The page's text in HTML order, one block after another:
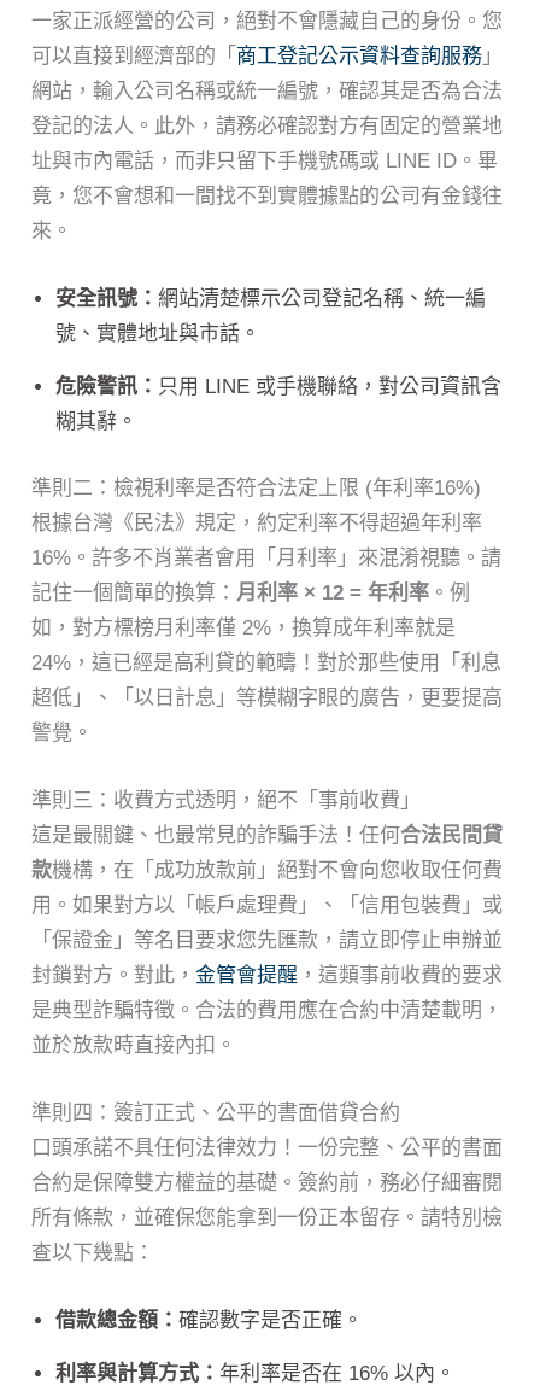
一家正派經營的公司，絕對不會隱藏自己的身份。您
可以直接到經濟部的「 商工登記公示資料查詢服務 」
網站，輸入公司名稱或統一編號，確認其是否為合法
登記的法人。此外，請務必確認對方有固定的營業地
址與市內電話，而非只留下手機號碼或 LINE ID。畢
竟，您不會想和一間找不到實體據點的公司有金錢往
來。
安全訊號：網站清楚標示公司登記名稱、統一編
號、實體地址與市話。
危險警訊： 只用 LINE 或手機聯絡，對公司資訊含
糊其辭。
準則二：檢視利率是否符合法定上限 (年利率16%)
根據台灣《民法》規定，約定利率不得超過年利率
16%。許多不肖業者會用「月利率」來混淆視聽。請
記住一個簡單的換算： 月利率 × 12 = 年利率 。例
如，對方標榜月利率僅 2%，換算成年利率就是
24%，這已經是高利貸的範疇！對於那些使用「利息
超低」、「以日計息」等模糊字眼的廣告，更要提高
警覺。
準則三：收費方式透明，絕不「事前收費」
這是最關鍵、也最常見的詐騙手法！任何合法民間貸
款機構，在「成功放款前」絕對不會向您收取任何費
用。如果對方以「帳戶處理費」、「信用包裝費」或
「保證金」等名目要求您先匯款，請立即停止申辦並
封鎖對方。對此，金管會提醒 ，這類事前收費的要求
是典型詐騙特徵。合法的費用應在合約中清楚載明，
並於放款時直接內扣。
準則四：簽訂正式、公平的書面借貸合約
口頭承諾不具任何法律效力！一份完整、公平的書面
合約是保障雙方權益的基礎。簽約前，務必仔細審閱
所有條款，並確保您能拿到一份正本留存。請特別檢
查以下幾點：
借款總金額：確認數字是否正確。
利率與計算方式：年利率是否在 16% 以內。